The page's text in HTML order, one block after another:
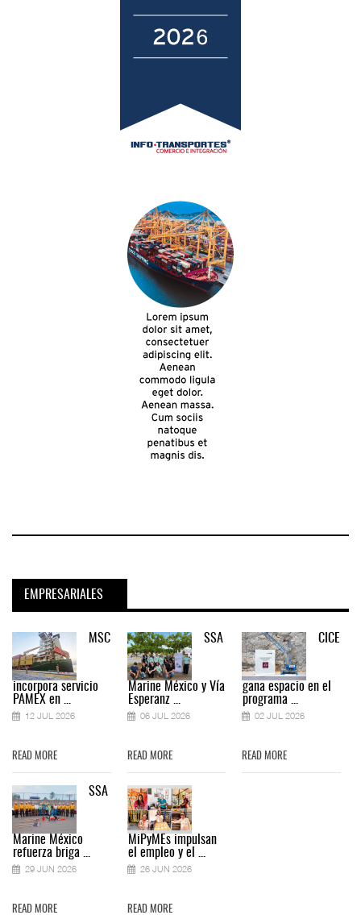
EMPRESARIALES
MSC
incorpora servicio
PAMEX en ...
12 JUL 2026
READ MORE
SSA
Marine México
refuerza briga ...
29 JUN 2026
READ MORE
SSA
Marine México y Vía
Esperanz ...
06 JUL 2026
READ MORE
MiPyMEs impulsan
el empleo y el ...
26 JUN 2026
READ MORE
CICE
gana espacio en el
programa ...
02 JUL 2026
READ MORE